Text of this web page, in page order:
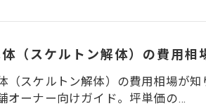
（スケルトン解体）の費用相場が知
オーナー向けガイド。坪単価の…